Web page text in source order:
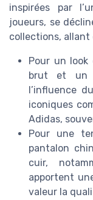
inspirées par
joueurs, se
collections, allant
Pour un
brut et un
l’influence
iconiques
Adidas,
Pour une
pantalon
cuir,
apportent
valeur la